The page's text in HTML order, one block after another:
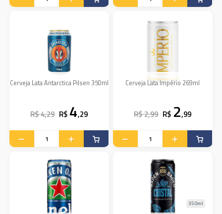
Cerveja Lata Antarctica Pilsen 350ml
R$ 4,29 R$ 4,29
Cerveja Lata Império 269ml
R$ 2,99 R$ 2,99
350ml